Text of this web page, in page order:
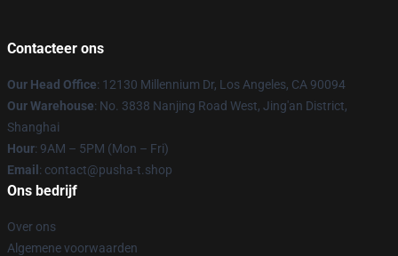
Contacteer ons
Our Head Office: 12130 Millennium Dr, Los Angeles, CA 90094
Our Warehouse: No. 3838 Nanjing Road West, Jing'an District,
Shanghai
Hour: 9AM – 5PM (Mon – Fri)
Email : contact@pusha-t.shop
Ons bedrijf
Over ons
Algemene voorwaarden